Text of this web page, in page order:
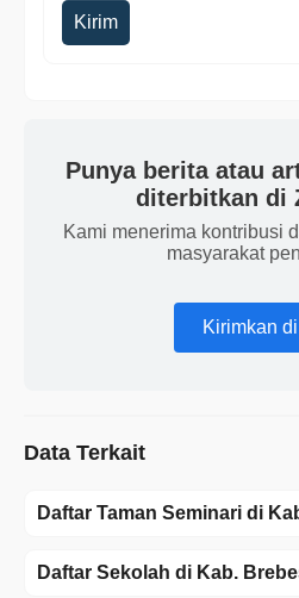
Kirim
Punya berita atau
diterbitkan di
Kami menerima kontribusi
masyarakat
Kirimkan
Data Terkait
Daftar Taman Seminari di
Daftar Sekolah di Kab.